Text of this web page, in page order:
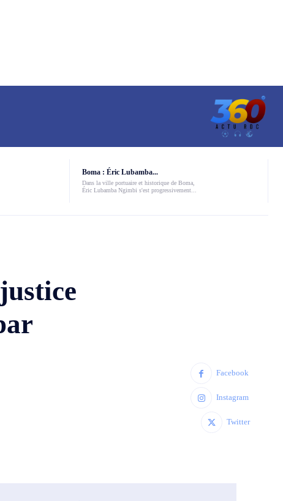
Boma : Éric Lubamba...
Dans la ville portuaire et historique de Boma,
Éric Lubamba Ngimbi s'est progressivement...
Facebook
Instagram
Twitter